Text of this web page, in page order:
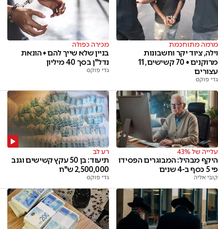
מרמה מתוחכמת
וילה, ציוד יקר וחשבונות
מרוקנים • 70 קשישים, 11
עצורים
גדי פוקס
מכירה כפולה
בניין שלא שייך להם • הונאת
נדל"ן בסך 40 מיליון
גדי פוקס
עלייה של 43%
היקף מבהיל: המבוגרים הפסידו
פי 5 כסף ב-4 שנים
קובי אליה
רע לב
תיעוד: בן 50 עקץ קשישים וגנב
2,500,000 ש"ח
גדי פוקס